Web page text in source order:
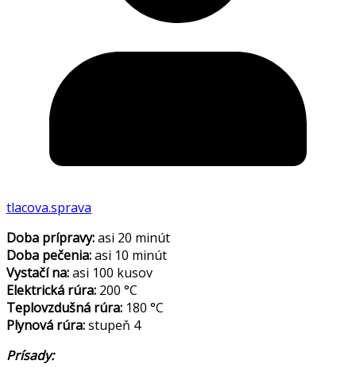
tlacova.sprava
Doba prípravy:asi 20 minút
Doba pečenia:asi 10 minút
Vystačí na:asi 100 kusov
Elektrická rúra: 200 °C
Teplovzdušná rúra: 180 °C
Plynová rúra:stupeň 4
Prísady: